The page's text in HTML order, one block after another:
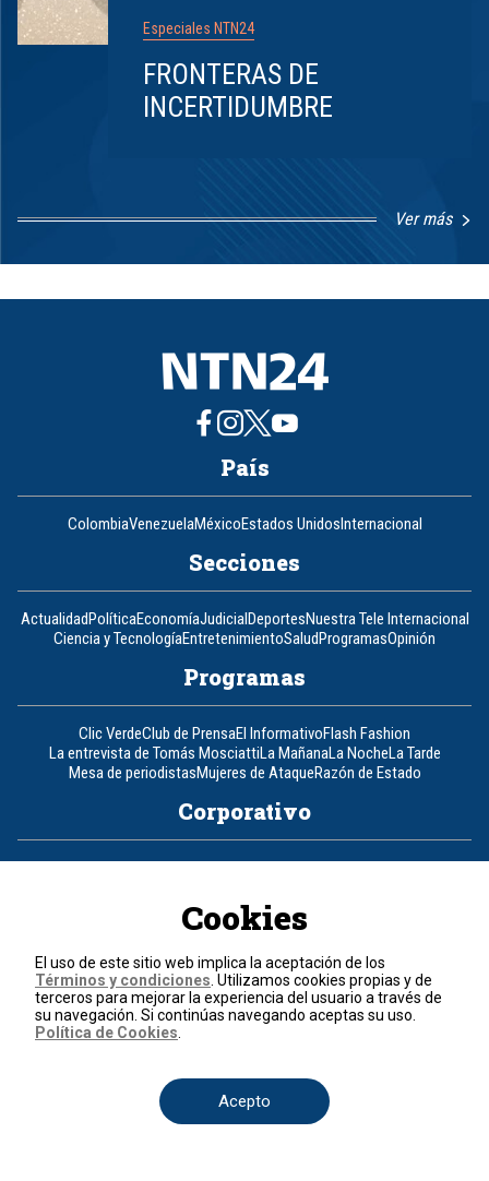
Especiales NTN24
FRONTERAS DE
INCERTIDUMBRE
Ver más
1
8
País
ColombiaVenezuelaMéxicoEstados UnidosInternacional
Secciones
ActualidadPolíticaEconomíaJudicialDeportesNuestra Tele Internacional
Ciencia y TecnologíaEntretenimientoSaludProgramasOpinión
Programas
Clic VerdeClub de PrensaEl InformativoFlash Fashion
La entrevista de Tomás MosciattiLa MañanaLa NocheLa Tarde
Mesa de periodistasMujeres de AtaqueRazón de Estado
Corporativo
Responsabilidad SocialAtención al clienteAtención al inversionista
Ventas Internacionales
Línea Ética
Canal RCNNoticias RCNRCN RadioLa RepúblicaRCN Comerciales
Nuestra Tele InternacionalNovelasFidesTDT
Un producto de RCN Televisión
Contáctenos
Cookies
El uso de este sitio web implica la aceptación de los
Términos y condiciones . Utilizamos cookies propias y de
terceros para mejorar la experiencia del usuario a través de
su navegación. Si continúas navegando aceptas su uso.
Política de Cookies
Acepto